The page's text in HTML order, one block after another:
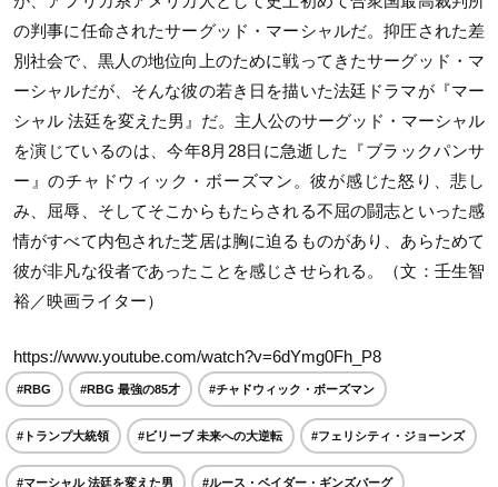
の判事に任命されたサーグッド・マーシャルだ。抑圧された差
別社会で、黒人の地位向上のために戦ってきたサーグッド・マ
ーシャルだが、そんな彼の若き日を描いた法廷ドラマが『マー
シャル 法廷を変えた男』だ。主人公のサーグッド・マーシャル
を演じているのは、今年8月28日に急逝した『ブラックパンサ
ー』のチャドウィック・ボーズマン。彼が感じた怒り、悲し
み、屈辱、そしてそこからもたらされる不屈の闘志といった感
情がすべて内包された芝居は胸に迫るものがあり、あらためて
彼が非凡な役者であったことを感じさせられる。（文：壬生智
裕／映画ライター）
https://www.youtube.com/watch?v=6dYmg0Fh_P8
#RBG #RBG 最強の85才 #チャドウィック・ボーズマン
#トランプ大統領 #ビリーブ 未来への大逆転 #フェリシティ・ジョーンズ
#マーシャル 法廷を変えた男 #ルース・ベイダー・ギンズバーグ